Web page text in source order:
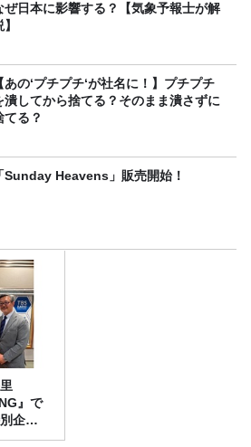
ぜ日本に影響する？【気象予報士が解
【あの‘プチプチ‘が社名に！】プチプチ
潰してから捨てる？そのまま潰さずに
てる？
「Sunday Heavens」販売開始！
』で
企画